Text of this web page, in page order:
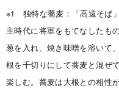
※1 独特な蕎麦：「高遠そば
主時代に将軍をもてなしたも
葱を入れ、焼き味噌を溶いて
根を千切りにして蕎麦と混ぜ
楽しむ。蕎麦は大根との相性